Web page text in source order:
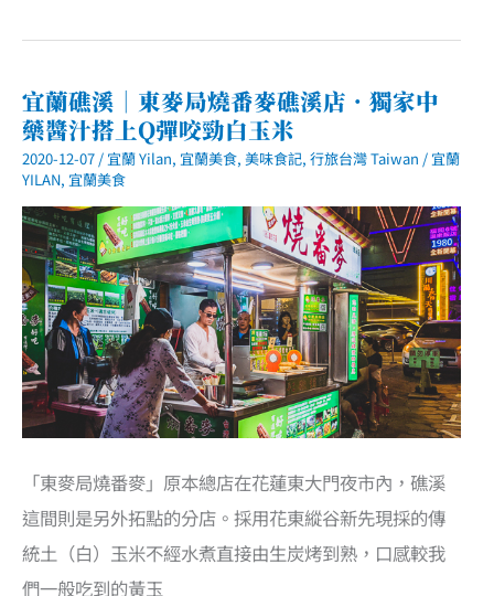
｜
糕
渣．
卜
肉．
照
燒
蛋
礁
溪
店．
羅
東
夜
市
人
氣
小
吃
宜蘭礁溪｜東麥局燒番麥礁溪店．獨家中
藥醬汁搭上Q彈咬勁白玉米
2020-12-07 / 宜蘭 Yilan, 宜蘭美食, 美味食記, 行旅台灣 Taiwan / 宜蘭
YILAN, 宜蘭美食
「東麥局燒番麥」原本總店在花蓮東大門夜市內，礁溪
這間則是另外拓點的分店。採用花東縱谷新先現採的傳
統土（白）玉米不經水煮直接由生炭烤到熟，口感較我
們一般吃到的黃玉